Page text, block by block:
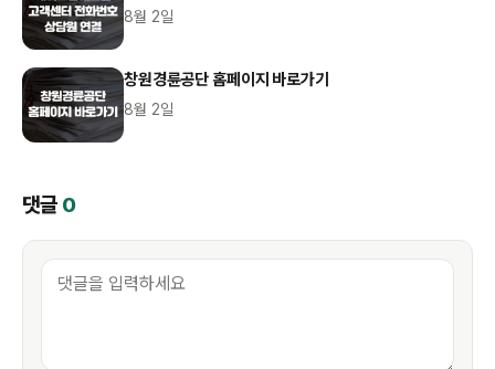
8월 2일
창원경륜공단 홈페이지 바로가기
8월 2일
댓글 0